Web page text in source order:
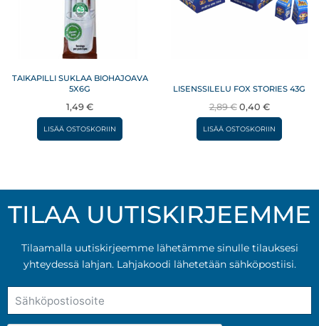
TAIKAPILLI SUKLAA BIOHAJOAVA
5X6G
1,49 €
LISÄÄ OSTOSKORIIN
LISENSSILELU FOX STORIES 43G
2,89€ Alkuperäinen
hinta
oli:
0,40 €Nykyinen
hinta
on:
LISÄÄ OSTOSKORIIN
TILAA UUTISKIRJEEMME
Tilaamalla uutiskirjeemme lähetämme sinulle tilauksesi
yhteydessä lahjan. Lahjakoodi lähetetään sähköpostiisi.